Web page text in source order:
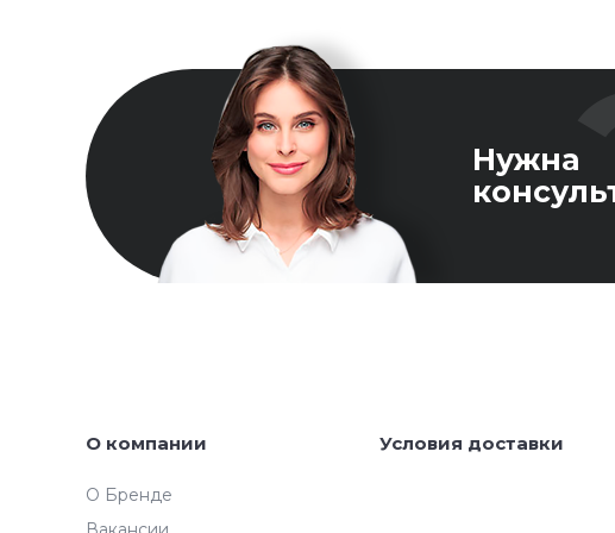
Нужна
О компании
О Бренде
Условия доставки